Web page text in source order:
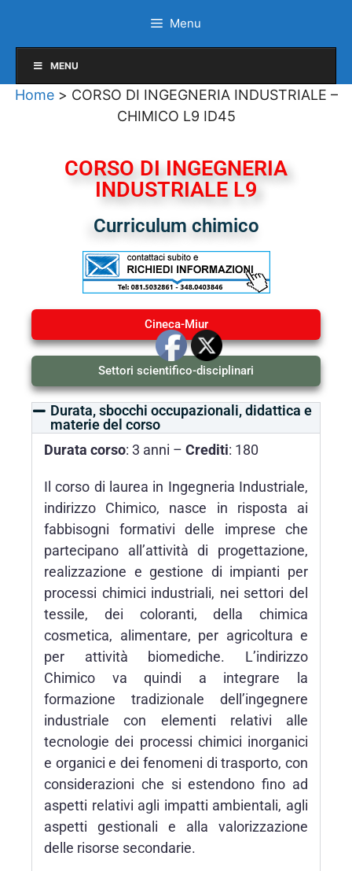
Menu
MENU
Home > CORSO DI INGEGNERIA INDUSTRIALE –
CHIMICO L9 ID45
CORSO DI INGEGNERIA
INDUSTRIALE L9
Curriculum chimico
Cineca-Miur
Settori scientifico-disciplinari
Durata, sbocchi occupazionali, didattica e
materie del corso
Durata corso: 3 anni – Crediti: 180
Il corso di laurea in Ingegneria Industriale,
indirizzo Chimico, nasce in risposta ai
fabbisogni formativi delle imprese che
partecipano all’attività di progettazione,
realizzazione e gestione di impianti per
processi chimici industriali, nei settori del
tessile, dei coloranti, della chimica
cosmetica, alimentare, per agricoltura e
per attività biomediche. L’indirizzo
Chimico va quindi a integrare la
formazione tradizionale dell’ingegnere
industriale con elementi relativi alle
tecnologie dei processi chimici inorganici
e organici e dei fenomeni di trasporto, con
considerazioni che si estendono fino ad
aspetti relativi agli impatti ambientali, agli
aspetti gestionali e alla valorizzazione
delle risorse secondarie.